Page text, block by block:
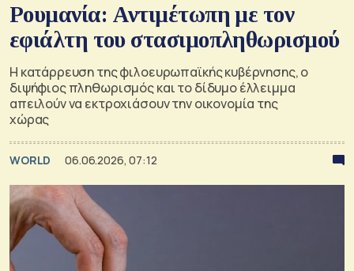
Ρουμανία: Αντιμέτωπη με τον
εφιάλτη του στασιμοπληθωρισμού
Η κατάρρευση της φιλοευρωπαϊκής κυβέρνησης, ο
διψήφιος πληθωρισμός και το δίδυμο έλλειμμα
απειλούν να εκτροχιάσουν την οικονομία της
χώρας
WORLD 06.06.2026, 07:12